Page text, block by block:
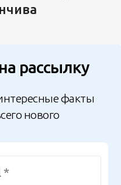
рассылку
факты
нового